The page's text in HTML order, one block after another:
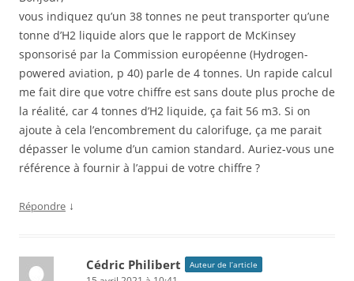
vous indiquez qu’un 38 tonnes ne peut transporter qu’une
tonne d’H2 liquide alors que le rapport de McKinsey
sponsorisé par la Commission européenne (Hydrogen-
powered aviation, p 40) parle de 4 tonnes. Un rapide calcul
me fait dire que votre chiffre est sans doute plus proche de
la réalité, car 4 tonnes d’H2 liquide, ça fait 56 m3. Si on
ajoute à cela l’encombrement du calorifuge, ça me parait
dépasser le volume d’un camion standard. Auriez-vous une
référence à fournir à l’appui de votre chiffre ?
Répondre ↓
Cédric Philibert Auteur de l’article